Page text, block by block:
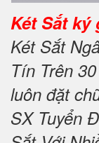
Két Sắt ký
Két Sắt
Tín Trên
luôn đặt
SX Tuyển